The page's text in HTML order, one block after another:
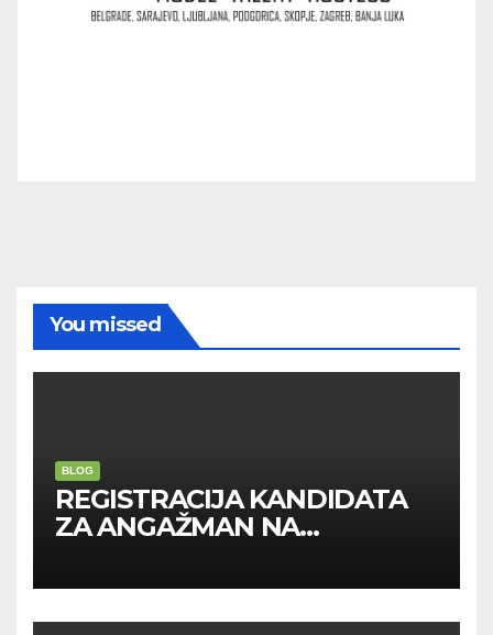
You missed
BLOG
REGISTRACIJA KANDIDATA
ZA ANGAŽMAN NA